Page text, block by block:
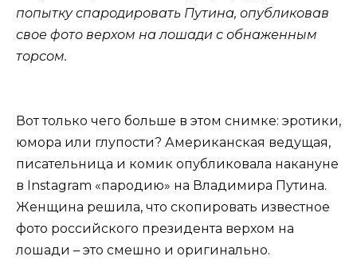
попытку спародировать Путина, опубликовав
свое фото верхом на лошади с обнаженным
торсом.
Вот только чего больше в этом снимке: эротики,
юмора или глупости? Американская ведущая,
писательница и комик опубликовала накануне
в Instagram «пародию» на Владимира Путина.
Женщина решила, что скопировать известное
фото российского президента верхом на
лошади – это смешно и оригинально.